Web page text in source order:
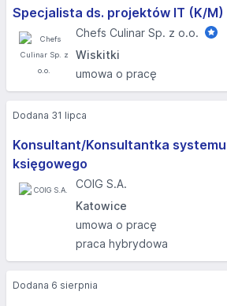
Specjalista ds. projektów IT (K/M)
Chefs Culinar Sp. z o.o.
Wiskitki
umowa o pracę
Konsultant/Konsultantka
księgowego
COIG S.A.
Katowice
umowa o pracę
praca hybrydowa
Dodana 31 lipca
Dodana 6 sierpnia